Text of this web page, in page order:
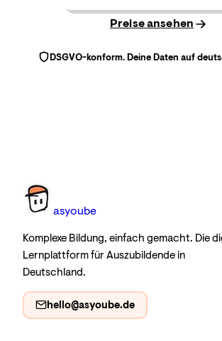
Preise ansehen
DSGVO-konform. Deine Daten auf
asyoube
Komplexe Bildung, einfach gemacht. Die
Lernplattform für Auszubildende in
Deutschland.
hello@asyoube.de